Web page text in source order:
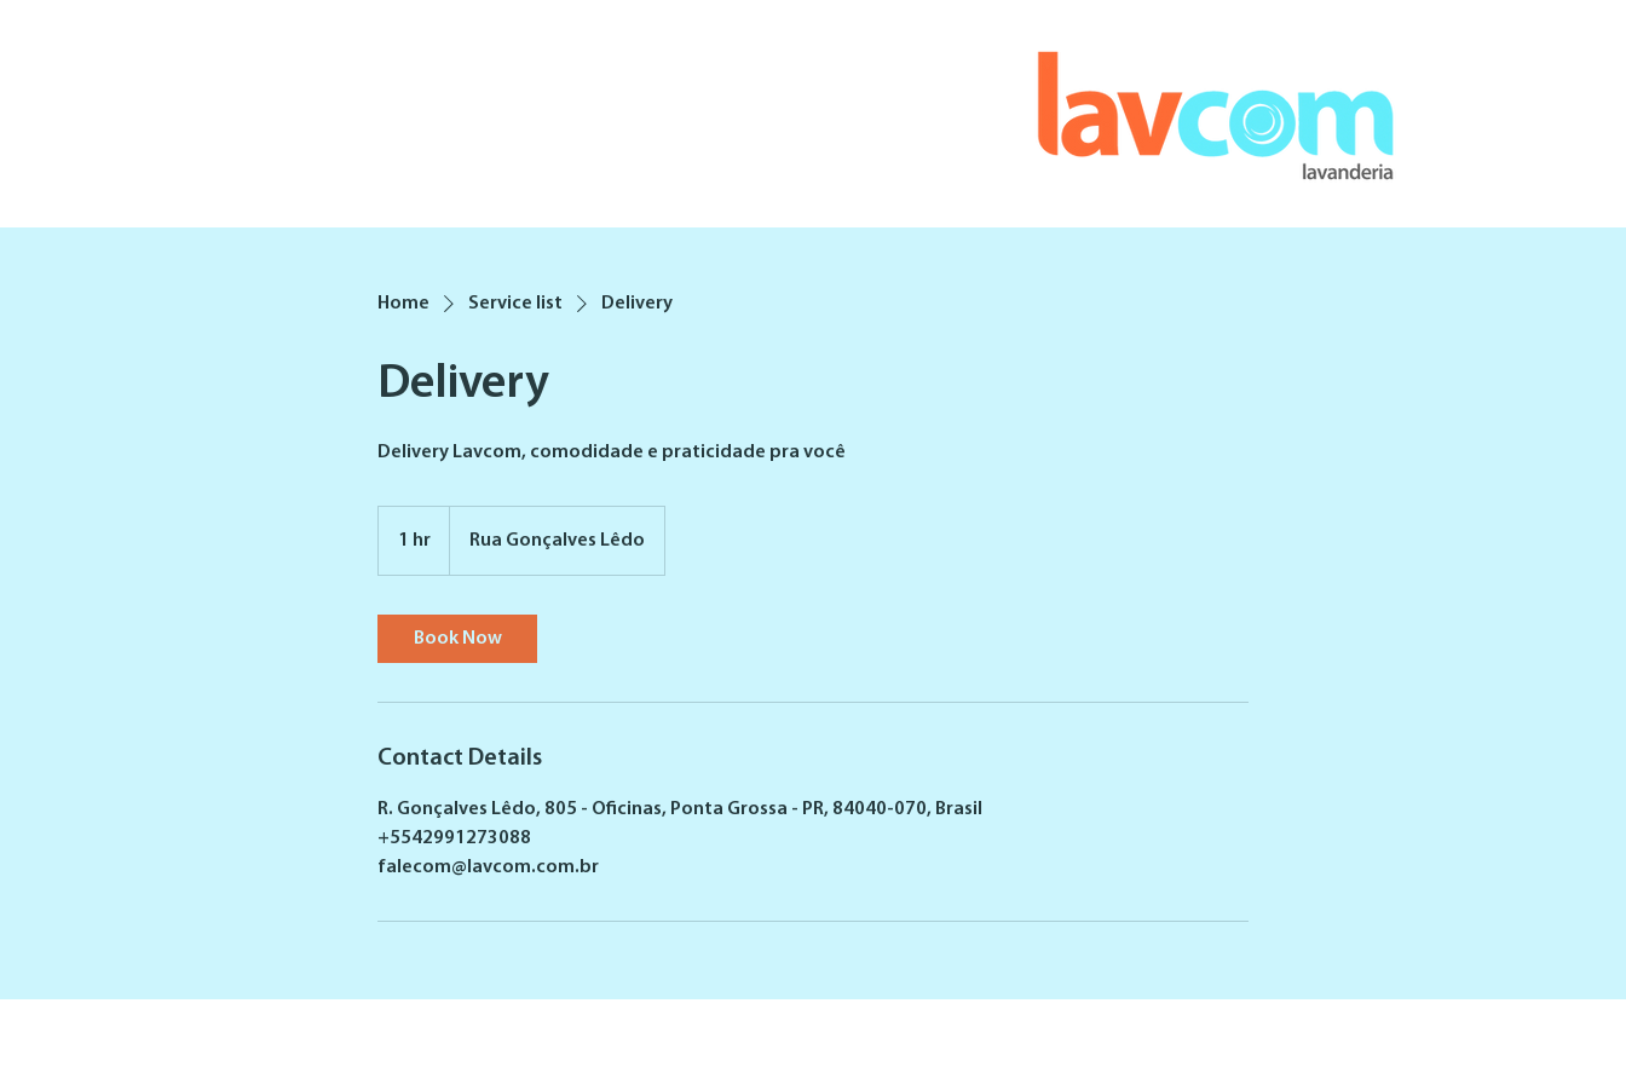
Home Service list Delivery
Delivery
Delivery Lavcom, comodidade e praticidade pra você
1 hr Rua Gonçalves Lêdo
Book Now
Contact Details
R. Gonçalves Lêdo, 805 - Oficinas, Ponta Grossa - PR, 84040-070, Brasil
+5542991273088
falecom@lavcom.com.br